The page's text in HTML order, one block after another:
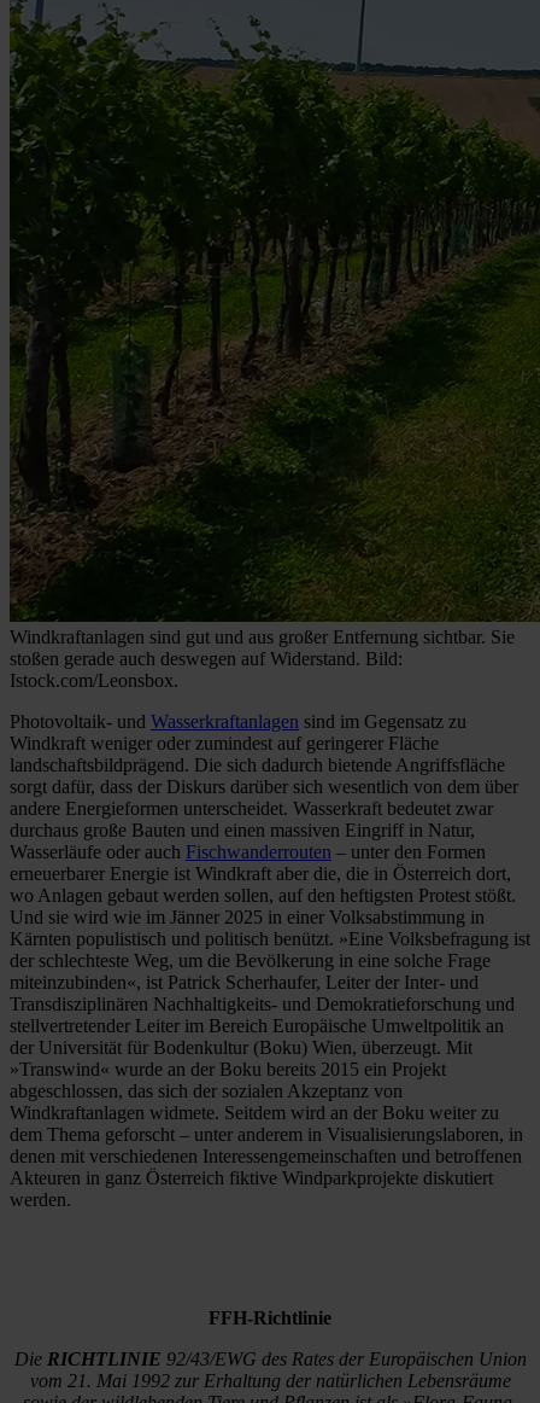
Windkraftanlagen sind gut und aus großer Entfernung sichtbar. Sie
stoßen gerade auch deswegen auf Widerstand. Bild:
Istock.com/Leonsbox.
Photovoltaik- und Wasserkraftanlagen sind im Gegensatz zu
Windkraft weniger oder zumindest auf geringerer Fläche
landschaftsbildprägend. Die sich dadurch bietende Angriffsfläche
sorgt dafür, dass der Diskurs darüber sich wesentlich von dem über
andere Energieformen unterscheidet. Wasserkraft bedeutet zwar
durchaus große Bauten und einen massiven Eingriff in Natur,
Wasserläufe oder auch Fischwanderrouten – unter den Formen
erneuerbarer Energie ist Windkraft aber die, die in Österreich dort,
wo Anlagen gebaut werden sollen, auf den heftigsten Protest stößt.
Und sie wird wie im Jänner 2025 in einer Volksabstimmung in
Kärnten populistisch und politisch benützt. »Eine Volksbefragung ist
der schlechteste Weg, um die Bevölkerung in eine solche Frage
miteinzubinden«, ist Patrick Scherhaufer, Leiter der Inter- und
Transdisziplinären Nachhaltigkeits- und Demokratieforschung und
stellvertretender Leiter im Bereich Europäische Umweltpolitik an
der Universität für Bodenkultur (Boku) Wien, überzeugt. Mit
»Transwind« wurde an der Boku bereits 2015 ein Projekt
abgeschlossen, das sich der sozialen Akzeptanz von
Windkraftanlagen widmete. Seitdem wird an der Boku weiter zu
dem Thema geforscht – unter anderem in Visualisierungslaboren, in
denen mit verschiedenen Interessengemeinschaften und betroffenen
Akteuren in ganz Österreich fiktive Windparkprojekte diskutiert
werden.
FFH-Richtlinie
Die RICHTLINIE 92/43/EWG des Rates der Europäischen Union
vom 21. Mai 1992 zur Erhaltung der natürlichen Lebensräume